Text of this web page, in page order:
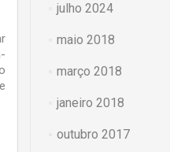
julho 2024
maio 2018
março 2018
janeiro 2018
outubro 2017